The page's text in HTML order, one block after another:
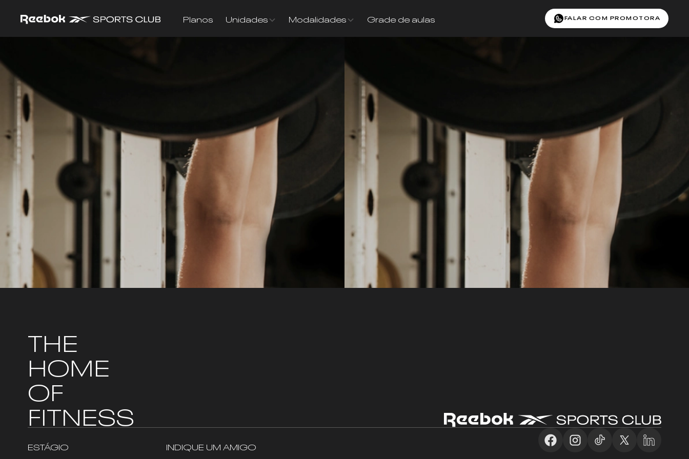
Planos Unidades Modalidades Grade de aulas FALAR COM PROMOTORA
UM AMIGO
Conhece alguém que iria amar treinar no Reebok Sports
Club? Indique pelo WhatsApp — é rápido e simples.
COMO FUNCIONA
Clique no botão abaixo para abrir o WhatsApp
2 Envie o nome do seu amigo
INDICAR PELO WHATSAPP
THE
HOME
OF
FITNESS
ESTÁGIO INDIQUE UM AMIGO